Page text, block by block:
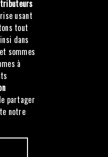
usant
tout
dans
et sommes
à
partager
notre